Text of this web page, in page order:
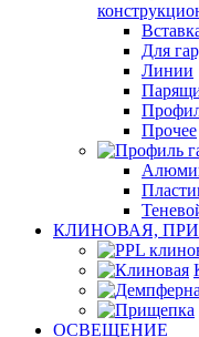
Для
Линии
Прочее
КЛИНОВАЯ,
ОСВЕЩЕНИЕ